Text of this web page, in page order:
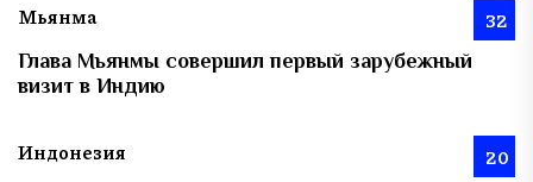
Мьянма 32
Глава Мьянмы совершил первый зарубежный
визит в Индию
Индонезия 20